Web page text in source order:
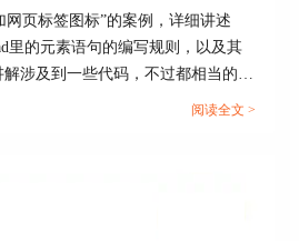
、掉落效果，但不完美的是，
了原有的动作范围，因此，我
些调整。
网页标签图标”的案例，详细讲述
里的元素语句的编写规则，以及其
涉及到一些代码，不过都相当的简
一个案例能够举一反三，掌握
阅读全文 >